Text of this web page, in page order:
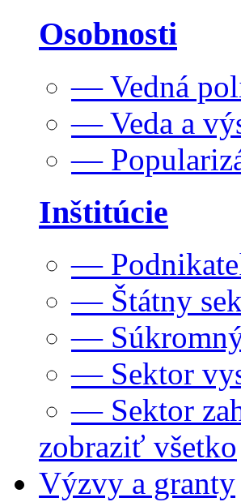
Osobnosti
— Vedná
— Veda a
—
Inštitúcie
—
— Štátny
—
— Sektor
— Sektor
zobraziť všetko
Výzvy a granty